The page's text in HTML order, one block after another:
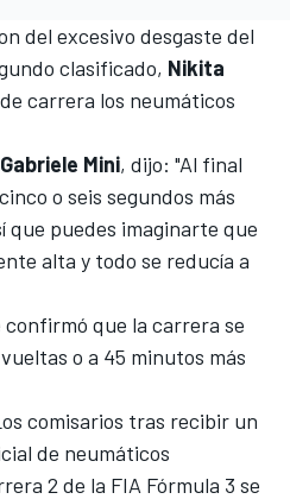
del excesivo desgaste del
clasificado, Nikita
carrera los neumáticos
Gabriele Mini, dijo: "Al final
o seis segundos más
que puedes imaginarte que
alta y todo se reducía a
confirmó que la carrera se
o a 45 minutos más
comisarios tras recibir un
de neumáticos
2 de la FIA Fórmula 3 se